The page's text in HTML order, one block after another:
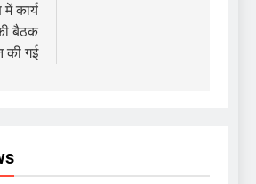
कार्य
बैठक
की गई